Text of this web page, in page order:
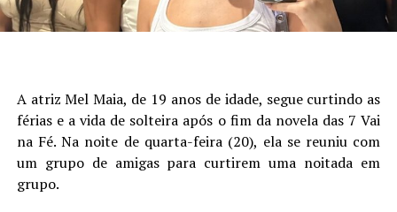
A atriz Mel Maia, de 19 anos de idade, segue curtindo as
férias e a vida de solteira após o fim da novela das 7 Vai
na Fé. Na noite de quarta-feira (20), ela se reuniu com
um grupo de amigas para curtirem uma noitada em
grupo.